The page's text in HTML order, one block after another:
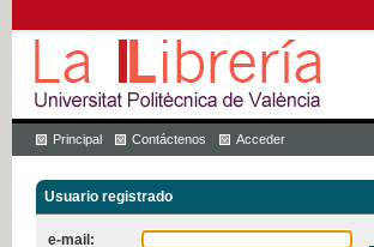
Principal Contáctenos Acceder
Usuario registrado
e-mail: